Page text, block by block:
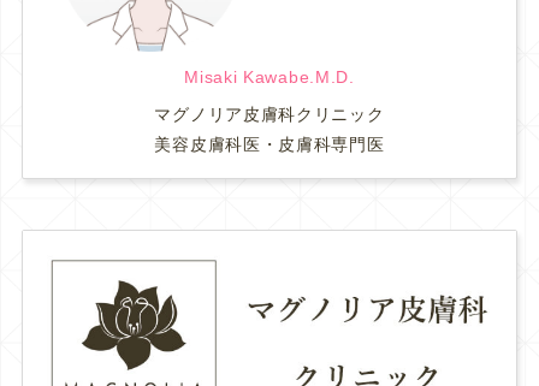
Misaki Kawabe.M.D.
マグノリア皮膚科クリニック
美容皮膚科医・皮膚科専門医